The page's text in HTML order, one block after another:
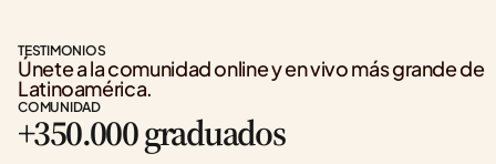
TESTIMONIOS
Únete a la comunidad online y en vivo más grande de
Latinoamérica.
COMUNIDAD
+350.000 graduados